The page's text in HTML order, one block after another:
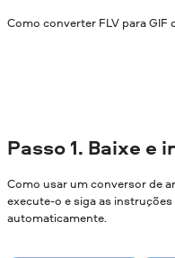
Como converter FLV para GIF
Passo 1. Baixe e
Como usar um conversor de
execute-o e siga as
automaticamente.